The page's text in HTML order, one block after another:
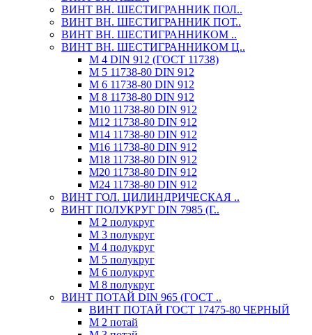
ВИНТ ВН. ШЕСТИГРАННИК ПОЛ..
ВИНТ ВН. ШЕСТИГРАННИК ПОТ..
ВИНТ ВН. ШЕСТИГРАННИКОМ ..
ВИНТ ВН. ШЕСТИГРАННИКОМ Ц..
М 4 DIN 912 (ГОСТ 11738)
М 5 11738-80 DIN 912
М 6 11738-80 DIN 912
М 8 11738-80 DIN 912
М10 11738-80 DIN 912
М12 11738-80 DIN 912
М14 11738-80 DIN 912
М16 11738-80 DIN 912
М18 11738-80 DIN 912
М20 11738-80 DIN 912
М24 11738-80 DIN 912
ВИНТ ГОЛ. ЦИЛИНДРИЧЕСКАЯ ..
ВИНТ ПОЛУКРУГ DIN 7985 (Г..
М 2 полукруг
М 3 полукруг
М 4 полукруг
М 5 полукруг
М 6 полукруг
М 8 полукруг
ВИНТ ПОТАЙ DIN 965 (ГОСТ ..
ВИНТ ПОТАЙ ГОСТ 17475-80 ЧЕРНЫЙ
М 2 потай